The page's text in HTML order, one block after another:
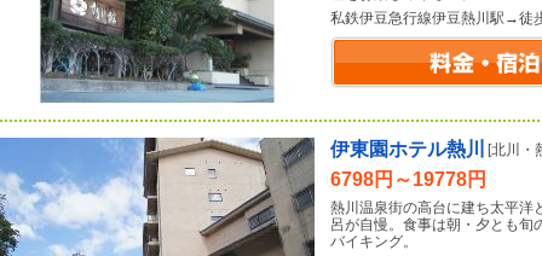
私鉄伊豆急行線伊豆熱川駅→徒
伊東園ホテル熱川 [北川・
6798円～19778円
熱川温泉街の高台に建ち太平洋
呂が自慢。食事は朝・夕とも旬
バイキング。